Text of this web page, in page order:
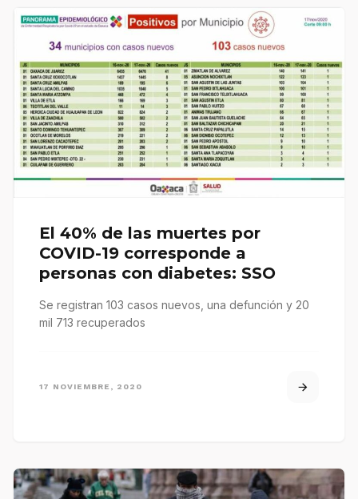
El 40% de las muertes por
COVID-19 corresponde a
personas con diabetes: SSO
Se registran 103 casos nuevos, una defunción y 20
mil 713 recuperados
17 NOVIEMBRE, 2020